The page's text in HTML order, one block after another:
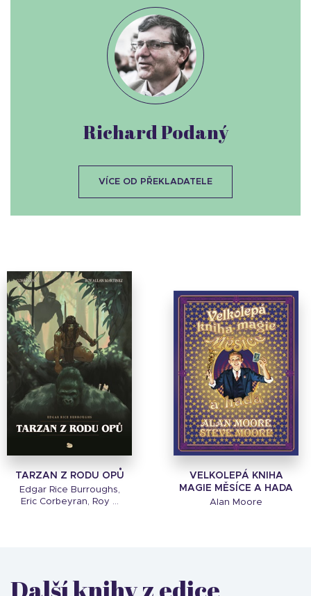
TARZAN Z RODU OPŮ
Edgar Rice Burroughs,
Eric Corbeyran, Roy ...
VELKOLEPÁ KNIHA
MAGIE MĚSÍCE A HADA
Alan Moore
Richard Podaný
VÍCE OD PŘEKLADATELE
Další knihy z edice